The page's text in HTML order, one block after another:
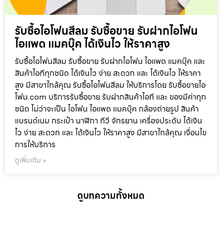
รับซื้อไอโฟนสีลม รับซื้อขาย รับฝากไอโฟน
ไอแพด แมคบุ๊ค ได้เงินไว ให้ราคาสูง
รับซื้อไอโฟนสีลม รับซื้อขาย รับฝากไอโฟน ไอแพด แมคบุ๊ค และ
สินค้าไอทีทุกชนิด ได้เงินไว ง่าย สะดวก และ ได้เงินไว ให้ราคา
สูง มีสาขาใกล้คุณ รับซื้อไอโฟนสีลม ให้บริการโดย รับซื้อขายไอ
โฟน.com บริการรับซื้อขาย รับฝากสินค้าไอที และ ของมีค่าทุก
ชนิด ไม่ว่าจะเป็น ไอโฟน ไอแพด แมคบุ๊ค กล้องถ่ายรูป สินค้า
แบรนด์เนม กระเป๋า นาฬิกา ทีวี จักรยาน เครื่องประดับ ได้เงิน
ไว ง่าย สะดวก และ ได้เงินไว ให้ราคาสูง มีสาขาใกล้คุณ เงื่อนไข
การให้บริการ
ดูเพิ่มเติม »
ดูบทความทั้งหมด